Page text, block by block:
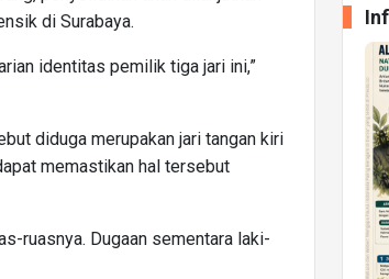
di Surabaya.
identitas pemilik tiga jari ini,”
diduga merupakan jari tangan kiri
memastikan hal tersebut
ruasnya. Dugaan sementara laki-